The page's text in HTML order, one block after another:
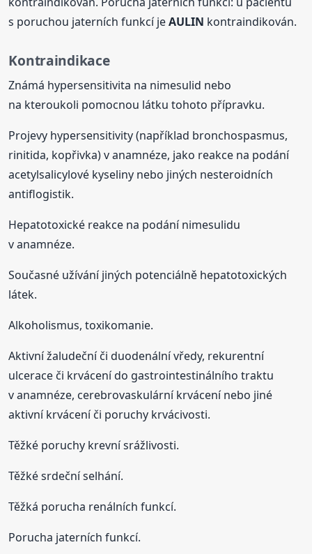
s poruchou jaterních funkcí jeAULIN kontraindikován.
Kontraindikace
Známá hypersensitivita na nimesulid nebo
na kteroukoli pomocnou látku tohoto přípravku.
Projevy hypersensitivity (například bronchospasmus,
rinitida, kopřivka) v anamnéze, jako reakce na podání
acetylsalicylové kyseliny nebo jiných nesteroidních
antiflogistik.
Hepatotoxické reakce na podání nimesulidu
v anamnéze.
Současné užívání jiných potenciálně hepatotoxických
látek.
Alkoholismus, toxikomanie.
Aktivní žaludeční či duodenální vředy, rekurentní
ulcerace či krvácení do gastrointestinálního traktu
v anamnéze, cerebrovaskulární krvácení nebo jiné
aktivní krvácení či poruchy krvácivosti.
Těžké poruchy krevní srážlivosti.
Těžké srdeční selhání.
Těžká porucha renálních funkcí.
Porucha jaterních funkcí.